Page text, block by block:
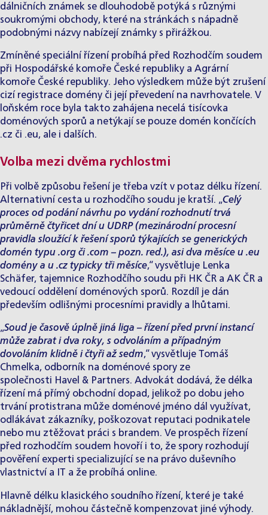
dálničních známek se dlouhodobě potýká s různými
soukromými obchody, které na stránkách s nápadně
podobnými názvy nabízejí známky s přirážkou.
Zmíněné speciální řízení probíhá před Rozhodčím soudem
při Hospodářské komoře České republiky a Agrární
komoře České republiky. Jeho výsledkem může být zrušení
cizí registrace domény či její převedení na navrhovatele. V
loňském roce byla takto zahájena necelá tisícovka
doménových sporů a netýkají se pouze domén končících
.cz či .eu, ale i dalších.
Volba mezi dvěma rychlostmi
Při volbě způsobu řešení je třeba vzít v potaz délku řízení.
Alternativní cesta u rozhodčího soudu je kratší. „Celý
proces od podání návrhu po vydání rozhodnutí trvá
průměrně čtyřicet dní u UDRP (mezinárodní procesní
pravidla sloužící k řešení sporů týkajících se generických
domén typu .org či .com – pozn. red.), asi dva měsíce u .eu
domény a u .cz typicky tři měsíce,“ vysvětluje Lenka
Schäfer, tajemnice Rozhodčího soudu při HK ČR a AK ČR a
vedoucí oddělení doménových sporů. Rozdíl je dán
především odlišnými procesními pravidly a lhůtami.
„Soud je časově úplně jiná liga – řízení před první instancí
může zabrat i dva roky, s odvoláním a případným
dovoláním klidně i čtyři až sedm,“ vysvětluje Tomáš
Chmelka, odborník na doménové spory ze
společnosti Havel & Partners. Advokát dodává, že délka
řízení má přímý obchodní dopad, jelikož po dobu jeho
trvání protistrana může doménové jméno dál využívat,
odlákávat zákazníky, poškozovat reputaci podnikatele
nebo mu ztěžovat práci s brandem. Ve prospěch řízení
před rozhodčím soudem hovoří i to, že spory rozhodují
pověření experti specializující se na právo duševního
vlastnictví a IT a že probíhá online.
Hlavně délku klasického soudního řízení, které je také
nákladnější, mohou částečně kompenzovat jiné výhody.